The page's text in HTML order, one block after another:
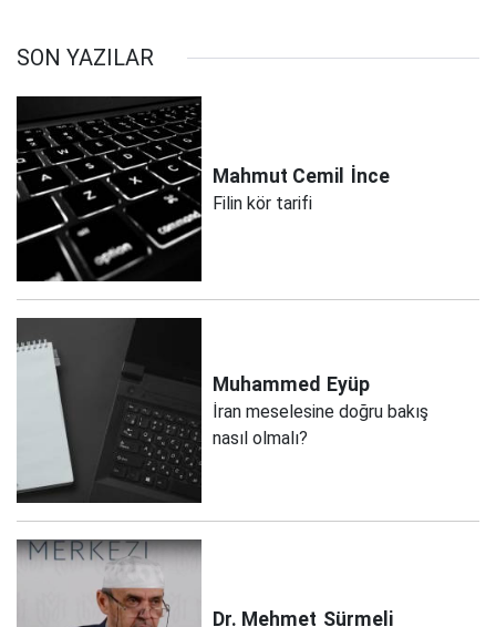
SON YAZILAR
Mahmut Cemil İnce
Filin kör tarifi
Muhammed Eyüp
İran meselesine doğru bakış
nasıl olmalı?
Dr. Mehmet Sürmeli